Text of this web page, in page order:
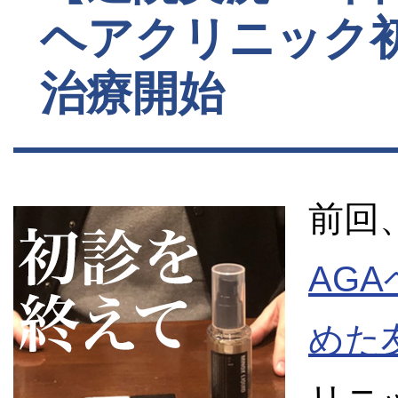
ヘアクリニック
治療開始
前回
AGA
めた